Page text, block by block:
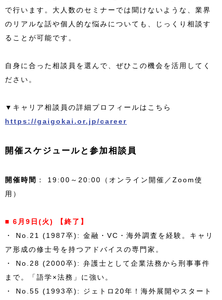
で行います。大人数のセミナーでは聞けないような、業界
のリアルな話や個人的な悩みについても、じっくり相談す
ることが可能です。
自身に合った相談員を選んで、ぜひこの機会を活用してく
ださい。
▼キャリア相談員の詳細プロフィールはこちら
https://gaigokai.or.jp/career
開催スケジュールと参加相談員
開催時間
： 19:00～20:00（オンライン開催／Zoom使
用）
■ 6月9日(火) 【終了】
・ No.21 (1987卒): 金融・VC・海外調査を経験。キャリ
ア形成の修士号を持つアドバイスの専門家。
・ No.28 (2000卒): 弁護士として企業法務から刑事事件
まで。「語学×法務」に強い。
・ No.55 (1993卒): ジェトロ20年！海外展開やスタート